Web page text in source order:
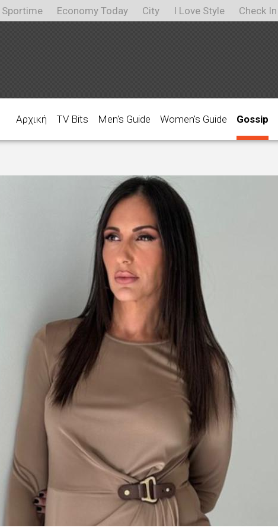
Sportime Economy Today City I Love Style Check In
Αρχική TV Bits Men's Guide Women's Guide Gossip